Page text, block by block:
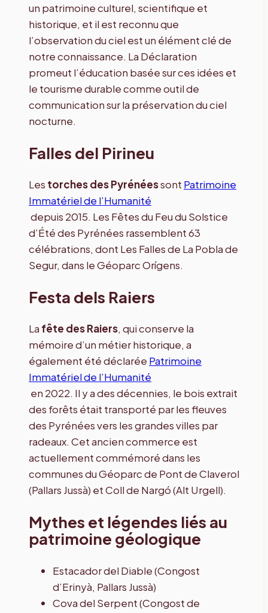
un patrimoine culturel, scientifique et
historique, et il est reconnu que
l’observation du ciel est un élément clé de
notre connaissance. La Déclaration
promeut l’éducation basée sur ces idées et
le tourisme durable comme outil de
communication sur la préservation du ciel
nocturne.
Falles del Pirineu
Les torches des Pyrénéessont Patrimoine
Immatériel de l’Humanité
depuis 2015. Les Fêtes du Feu du Solstice
d’Été des Pyrénées rassemblent 63
célébrations, dont Les Falles de La Pobla de
Segur, dans le Géoparc Orígens.
Festa dels Raiers
La fête des Raiers, qui conserve la
mémoire d’un métier historique, a
également été déclarée Patrimoine
Immatériel de l’Humanité
en 2022. Il y a des décennies, le bois extrait
des forêts était transporté par les fleuves
des Pyrénées vers les grandes villes par
radeaux. Cet ancien commerce est
actuellement commémoré dans les
communes du Géoparc de Pont de Claverol
(Pallars Jussà) et Coll de Nargó (Alt Urgell).
Mythes et légendes liés au
patrimoine géologique
Estacador del Diable (Congost
d’Erinyà, Pallars Jussà)
Cova del Serpent (Congost de